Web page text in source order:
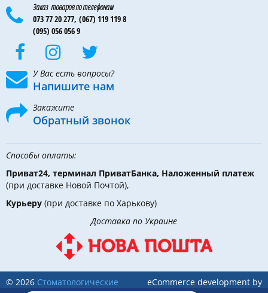
Заказ товаров по телефонам
073 77 20 277, (067) 119 119 8
(095) 056 056 9
У Вас есть вопросы?
Напишите нам
Закажите
Обратный звонок
Способы оплаты:
Приват24, терминал ПриватБанка, Наложенный платеж
(при доставке Новой Почтой),
Курьеру (при доставке по Харькову)
Доставка по Украине
© 2026 Стоматологические
eCommerce development by